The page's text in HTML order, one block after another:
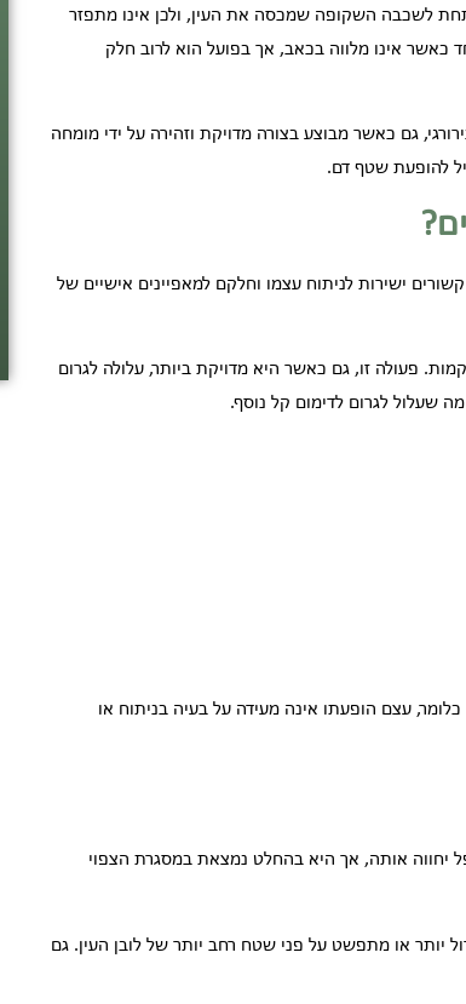
לשכבה השקופה שמכסה את העין, ולכן אינו מתפזר
כאשר אינו מלווה בכאב, אך בפועל הוא לרוב חלק
גם כאשר מבוצע בצורה מדויקת וזהירה על ידי מומחה
להופעת שטף דם.
ישירות לניתוח עצמו וחלקם למאפיינים אישיים של
פעולה זו, גם כאשר היא מדויקת ביותר, עלולה לגרום
שעלול לגרום לדימום קל נוסף.
עצם הופעתו אינה מעידה על בעיה בניתוח או
יחווה אותה, אך היא בהחלט נמצאת במסגרת הצפוי
יותר או מתפשט על פני שטח רחב יותר של לובן העין. גם